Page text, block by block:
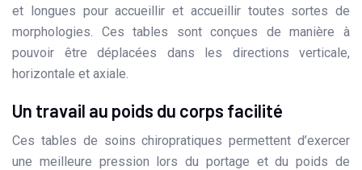
et longues pour accueillir et accueillir toutes sortes de
morphologies. Ces tables sont conçues de manière à
pouvoir être déplacées dans les directions verticale,
horizontale et axiale.
Un travail au poids du corps facilité
Ces tables de soins chiropratiques permettent d’exercer
une meilleure pression lors du portage et du poids de